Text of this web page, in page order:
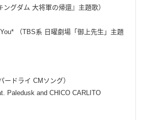
グダム 大将軍の帰還』主題歌）
（TBS系 日曜劇場「御上先生」主題
ドライ CMソング）
Paledusk and CHICO CARLITO